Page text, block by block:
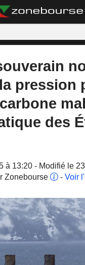
pression
des
à 13:20 - Modifié le
Zonebourse
- Voir